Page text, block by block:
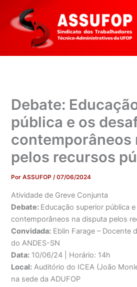
para
conteúdo
Debate:
pública e os
contemporâneos
pelos recursos
PorASSUFOP/07/06/2024
Atividade de Greve Conjunta
Debate: Educação superior pública
contemporâneos na disputa pelos
Convidada: Eblin Farage – Docente
do ANDES-SN
Data: 10/06/24 | Horário: 14h
Local: Auditório do ICEA (João
na sede da ADUFOP